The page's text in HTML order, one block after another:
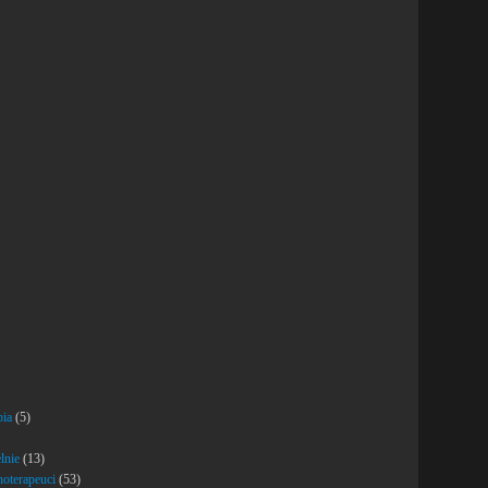
(5)
(13)
(53)